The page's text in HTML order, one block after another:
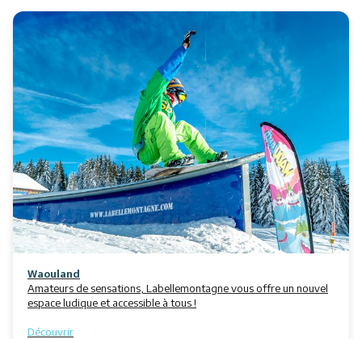
Waouland
Amateurs de sensations, Labellemontagne vous offre un nouvel
espace ludique et accessible à tous !
Découvrir